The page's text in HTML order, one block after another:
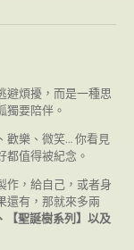
避煩擾，而是一種思
獨要陪伴。
歡樂、微笑… 你看見
都值得被紀念。
作，給自己，或者身
還有，那就來多兩
【聖誕樹系列】以及